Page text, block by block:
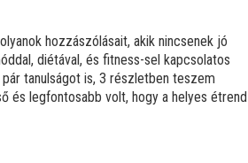
hozzászólásait, akik nincsenek jó
diétával, és fitness-sel kapcsolatos
tanulságot is, 3 részletben teszem
és legfontosabb volt, hogy a helyes étrend